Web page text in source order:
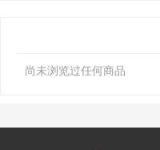
尚未浏览过任何商品